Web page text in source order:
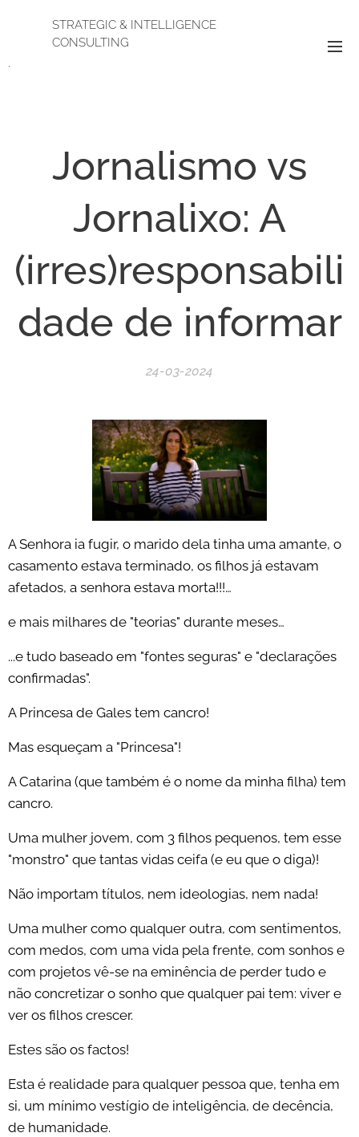
STRATEGIC & INTELLIGENCE
CONSULTING
.
Jornalismo vs
Jornalixo: A
(irres)responsabili
dade de informar
24-03-2024
A Senhora ia fugir, o marido dela tinha uma amante, o
casamento estava terminado, os filhos já estavam
afetados, a senhora estava morta!!!…
e mais milhares de "teorias" durante meses…
...e tudo baseado em "fontes seguras" e "declarações
confirmadas".
A Princesa de Gales tem cancro!
Mas esqueçam a "Princesa"!
A Catarina (que também é o nome da minha filha) tem
cancro.
Uma mulher jovem, com 3 filhos pequenos, tem esse
"monstro" que tantas vidas ceifa (e eu que o diga)!
Não importam títulos, nem ideologias, nem nada!
Uma mulher como qualquer outra, com sentimentos,
com medos, com uma vida pela frente, com sonhos e
com projetos vê-se na eminência de perder tudo e
não concretizar o sonho que qualquer pai tem: viver e
ver os filhos crescer.
Estes são os factos!
Esta é realidade para qualquer pessoa que, tenha em
si, um mínimo vestígio de inteligência, de decência,
de humanidade.